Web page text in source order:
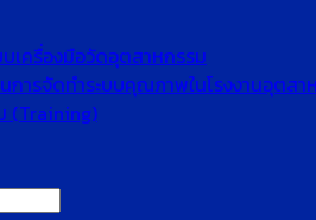
เครื่องมือวัดอุตสาหกรรม
การจัดทำระบบคุณภาพในโรงงานอุตสา
(Training)